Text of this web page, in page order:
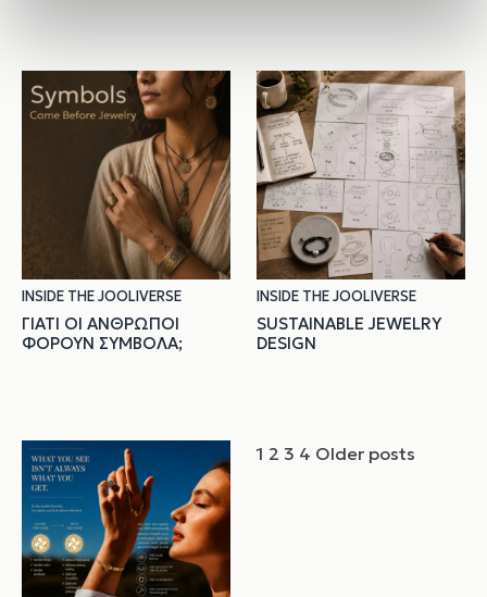
INSIDE THE JOOLIVERSE
ΓΙΑΤΊ ΟΙ ΆΝΘΡΩΠΟΙ
ΦΟΡΟΎΝ ΣΎΜΒΟΛΑ;
INSIDE THE JOOLIVERSE
SUSTAINABLE JEWELRY
DESIGN
Σελιδοποίηση
άρθρων
1 2 3 4 Older posts